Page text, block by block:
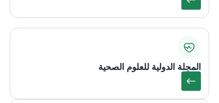
المجلة الدولية للعلوم الصحية